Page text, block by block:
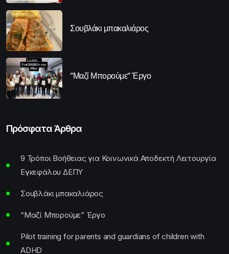
Σουβλάκι μπακαλιάρος
“Μαζί Μπορούμε” Έργο
Πρόσφατα Άρθρα
9 Τρόποι Βοήθειας για Κοινωνικά Αποδεκτή Λειτουργία
Εγκεφάλου ΔΕΠΥ
Σουβλάκι μπακαλιάρος
“Μαζί Μπορούμε” Έργο
Pilot training for parents and guardians of children with
ADHD